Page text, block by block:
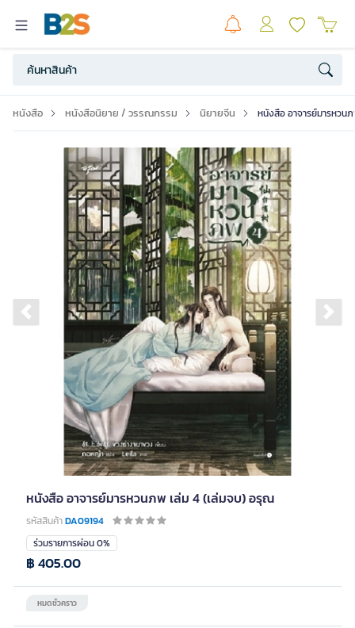
หนังสือ หนังสือนิยาย / วรรณกรรม นิยายจีน หนังสือ อาจารย์มารหวน
Previous slide
หนังสือ อาจารย์มารหวนภพ เล่ม 4 (เล่มจบ) อรุณ
รหัสสินค้าDA09194
ร่วมรายการผ่อน 0%
หมดชั่วคราว
฿ 405.00